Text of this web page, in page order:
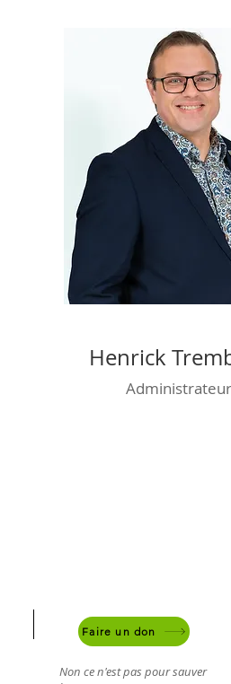
Henrick
Administrateur
Non ce n'est pas pour sauver
Faire un don